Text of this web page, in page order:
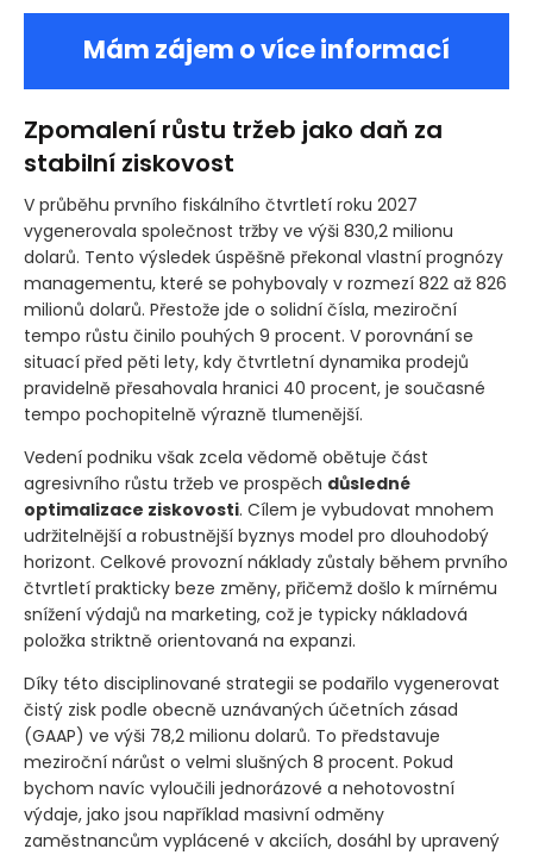
Mám zájem o více informací
Zpomalení růstu tržeb jako daň za
stabilní ziskovost
V průběhu prvního fiskálního čtvrtletí roku 2027
vygenerovala společnost tržby ve výši 830,2 milionu
dolarů. Tento výsledek úspěšně překonal vlastní prognózy
managementu, které se pohybovaly v rozmezí 822 až 826
milionů dolarů. Přestože jde o solidní čísla, meziroční
tempo růstu činilo pouhých 9 procent. V porovnání se
situací před pěti lety, kdy čtvrtletní dynamika prodejů
pravidelně přesahovala hranici 40 procent, je současné
tempo pochopitelně výrazně tlumenější.
Vedení podniku však zcela vědomě obětuje část
agresivního růstu tržeb ve prospěch důsledné
optimalizace ziskovosti. Cílem je vybudovat mnohem
udržitelnější a robustnější byznys model pro dlouhodobý
horizont. Celkové provozní náklady zůstaly během prvního
čtvrtletí prakticky beze změny, přičemž došlo k mírnému
snížení výdajů na marketing, což je typicky nákladová
položka striktně orientovaná na expanzi.
Díky této disciplinované strategii se podařilo vygenerovat
čistý zisk podle obecně uznávaných účetních zásad
(GAAP) ve výši 78,2 milionu dolarů. To představuje
meziroční nárůst o velmi slušných 8 procent. Pokud
bychom navíc vyloučili jednorázové a nehotovostní
výdaje, jako jsou například masivní odměny
zaměstnancům vyplácené v akciích, dosáhl by upravený